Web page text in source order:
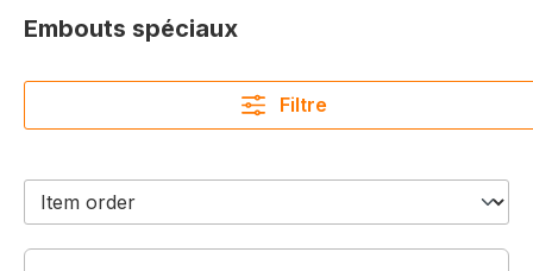
Embouts spéciaux
Filtre